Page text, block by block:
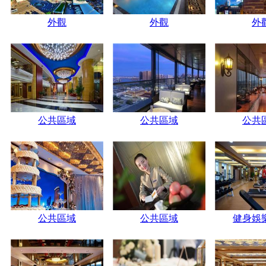
外觀 外觀 外
公共區域 公共區域 公共
公共區域 公共區域 健身娛